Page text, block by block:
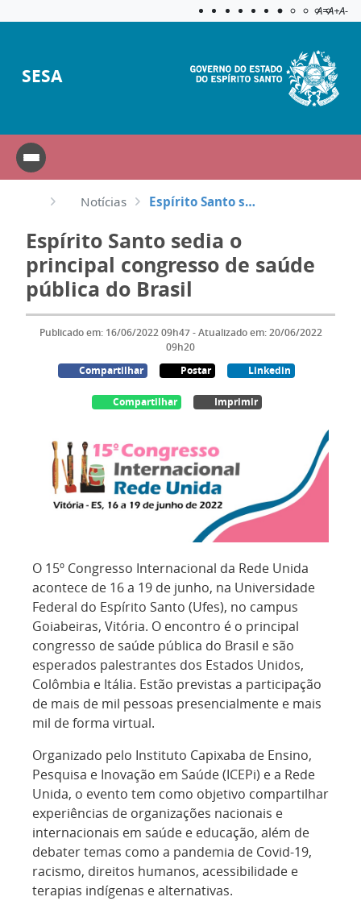
Aplicar
A=A+A-
SESA
Notícias Espírito Santo sedia o principal congresso de saúde pública do Brasil
Espírito Santo sedia o
principal congresso de saúde
pública do Brasil
Publicado em: 16/06/2022 09h47 - Atualizado em: 20/06/2022
09h20
Compartilhar
Postar Linkedin
Compartilhar Imprimir
O 15º Congresso Internacional da Rede Unida
acontece de 16 a 19 de junho, na Universidade
Federal do Espírito Santo (Ufes), no campus
Goiabeiras, Vitória. O encontro é o principal
congresso de saúde pública do Brasil e são
esperados palestrantes dos Estados Unidos,
Colômbia e Itália. Estão previstas a participação
de mais de mil pessoas presencialmente e mais
mil de forma virtual.
Organizado pelo Instituto Capixaba de Ensino,
Pesquisa e Inovação em Saúde (ICEPi) e a Rede
Unida, o evento tem como objetivo compartilhar
experiências de organizações nacionais e
internacionais em saúde e educação, além de
debater temas como a pandemia de Covid-19,
racismo, direitos humanos, acessibilidade e
terapias indígenas e alternativas.